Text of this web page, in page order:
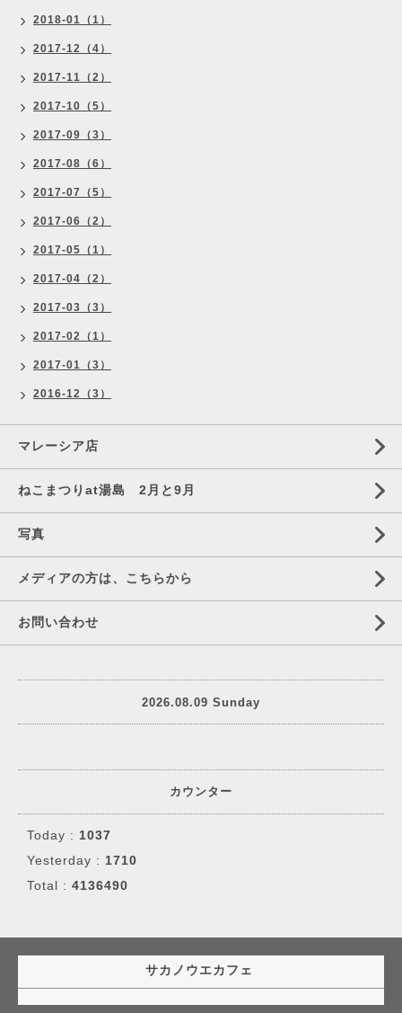
2018-01（1）
2017-12（4）
2017-11（2）
2017-10（5）
2017-09（3）
2017-08（6）
2017-07（5）
2017-06（2）
2017-05（1）
2017-04（2）
2017-03（3）
2017-02（1）
2017-01（3）
2016-12（3）
マレーシア店
ねこまつりat湯島 2月と9月
写真
メディアの方は、こちらから
お問い合わせ
2026.08.09 Sunday
カウンター
Today : 1037
Yesterday : 1710
Total : 4136490
サカノウエカフェ